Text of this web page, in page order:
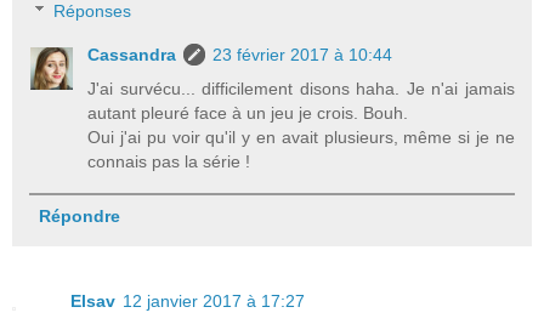
Réponses
Cassandra
23 février 2017 à 10:44
J'ai survécu... difficilement disons haha. Je n'ai jamais
autant pleuré face à un jeu je crois. Bouh.
Oui j'ai pu voir qu'il y en avait plusieurs, même si je ne
connais pas la série !
Répondre
Elsav 12 janvier 2017 à 17:27